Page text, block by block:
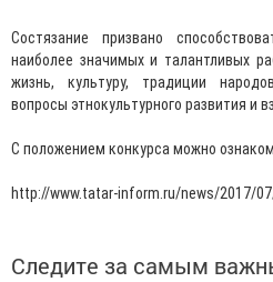
Состязание призвано
наиболее значимых и талантливых
жизнь, культуру, традиции
вопросы этнокультурного развития и
С положением конкурса можно
http://www.tatar-inform.ru/news/2017/
Следите за самым